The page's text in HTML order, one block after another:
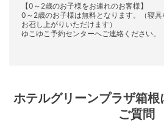
【0～2歳のお子様をお連れのお客様】
0～2歳のお子様は無料となります。（寝
お召し上がりいただけます）
ゆこゆこ予約センターへご連絡ください。
ホテルグリーンプラザ箱根
ご質問